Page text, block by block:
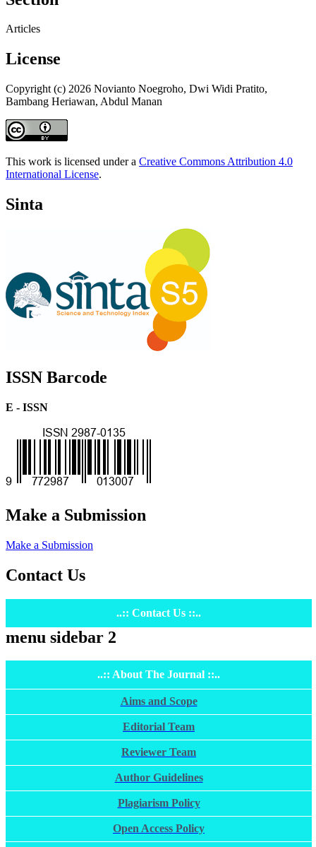
Articles
License
Copyright (c) 2026 Novianto Noegroho, Dwi Widi Pratito,
Bambang Heriawan, Abdul Manan
This work is licensed under a Creative Commons Attribution 4.0
International License.
Sinta
ISSN Barcode
E - ISSN
Make a Submission
Make a Submission
Contact Us
..:: Contact Us ::..
menu sidebar 2
..:: About The Journal ::..
Aims and Scope
Editorial Team
Reviewer Team
Author Guidelines
Plagiarism Policy
Open Access Policy